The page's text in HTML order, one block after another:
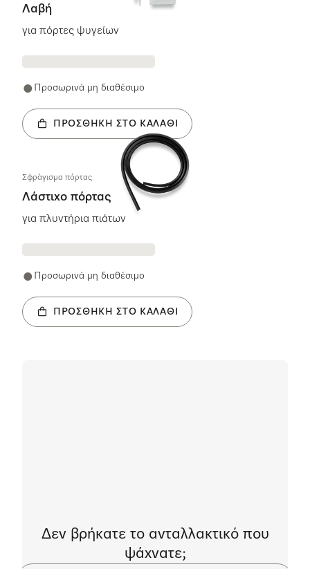
Λαβή
για πόρτες ψυγείων
Προσωρινά μη διαθέσιμο
ΠΡΟΣΘΉΚΗ ΣΤΟ ΚΑΛΆΘΙ
Σφράγισμα πόρτας
Λάστιχο πόρτας
για πλυντήρια πιάτων
Προσωρινά μη διαθέσιμο
ΠΡΟΣΘΉΚΗ ΣΤΟ ΚΑΛΆΘΙ
Δεν βρήκατε το ανταλλακτικό που
ψάχνατε;